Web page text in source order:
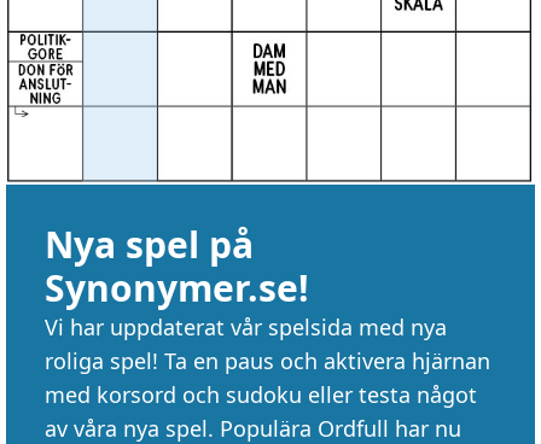
Nya spel på
Synonymer.se!
Vi har uppdaterat vår spelsida med nya
roliga spel! Ta en paus och aktivera hjärnan
med korsord och sudoku eller testa något
av våra nya spel. Populära Ordfull har nu